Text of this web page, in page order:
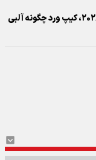
بررسی آمار تقابل یاران مسی برابر شگفتی سازان ۲۰۲۶، کیپ ورد چگونه آلبی